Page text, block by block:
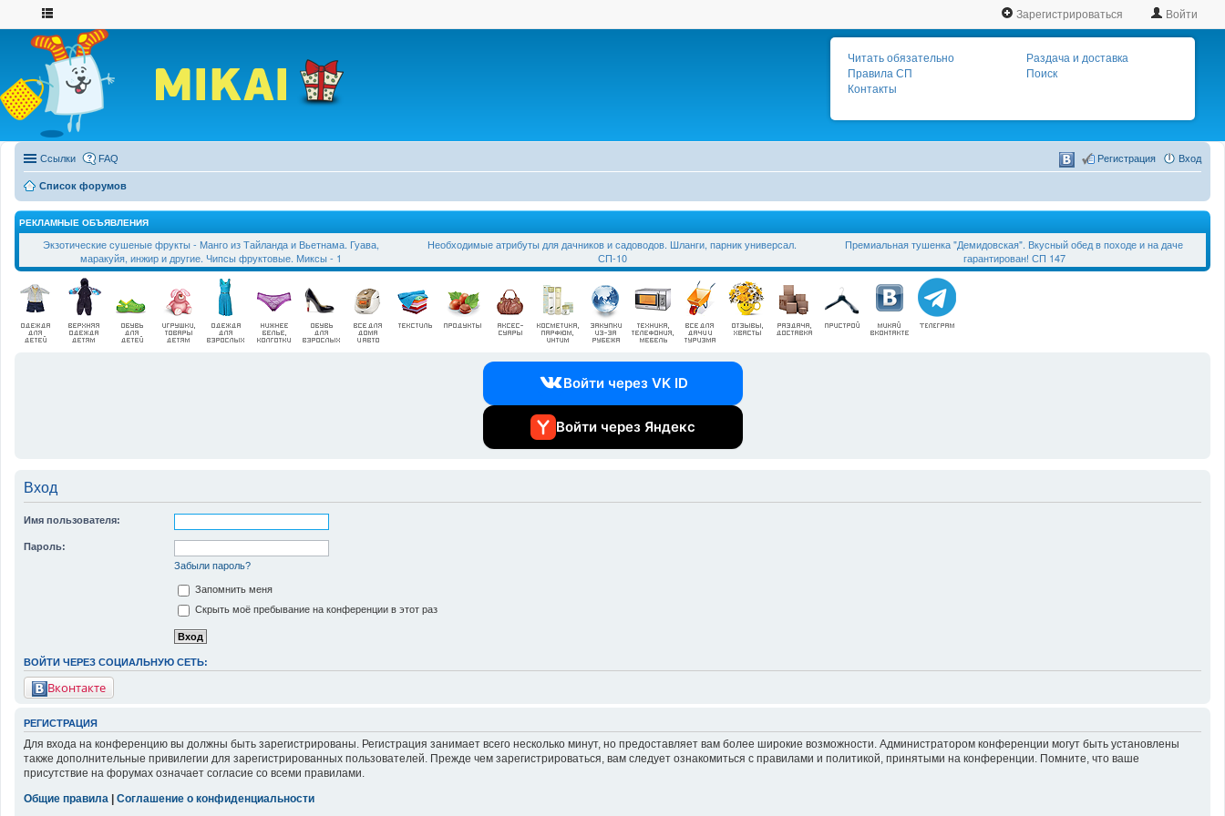
Зарегистрироваться Войти
Читать обязательно
Правила СП
Контакты
Раздача и доставка
Поиск
Ссылки FAQ Вход
Регистрация
Список форумов
РЕКЛАМНЫЕ ОБЪЯВЛЕНИЯ
Экзотические сушеные фрукты - Манго из Тайланда и Вьетнама. Гуава,
маракуйя, инжир и другие. Чипсы фруктовые. Миксы - 1
Необходимые атрибуты для дачников и садоводов. Шланги, парник универсал.
СП-10
Премиальная тушенка "Демидовская". Вкусный обед в походе и на даче
гарантирован! СП 147
Войти через VK ID
Войти через Яндекс
Вход
Имя пользователя:
Пароль:
Забыли пароль?
Запомнить меня
Скрыть моё пребывание на конференции в этот раз
ВОЙТИ ЧЕРЕЗ СОЦИАЛЬНУЮ СЕТЬ:
Вконтакте
РЕГИСТРАЦИЯ
Для входа на конференцию вы должны быть зарегистрированы. Регистрация занимает всего несколько минут, но предоставляет вам более широкие возможности. Администратором конференции могут быть установлены
также дополнительные привилегии для зарегистрированных пользователей. Прежде чем зарегистрироваться, вам следует ознакомиться с правилами и политикой, принятыми на конференции. Помните, что ваше
присутствие на форумах означает согласие со всеми правилами.
Общие правила
Соглашение о конфиденциальности